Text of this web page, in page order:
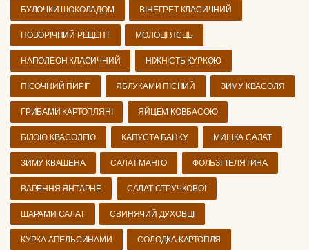
БУЛОЧКИ ШОКОЛАДОМ ВІНЕГРЕТ КЛАСИЧНИЙ
НОВОРІЧНИЙ РЕЦЕПТ МОЛОЦІ ЯЄЦЬ
НАПОЛЕОН КЛАСИЧНИЙ НІЖНІСТЬ КУРКОЮ
ПІСОЧНИЙ ПИРІГ ЯБЛУКАМИ ПІСНИЙ ЗИМУ КВАСОЛЯ
ГРИБАМИ КАРТОПЛЯНІ ЯЙЦЕМ КОВБАСОЮ
БІЛОЮ КВАСОЛЕЮ КАПУСТА БАНКУ МИШКА САЛАТ
ЗИМУ КВАШЕНА САЛАТ МАНГО ФОЛЬЗІ ТЕЛЯТИНА
ВАРЕННЯ ЯНТАРНЕ САЛАТ СТРУЧКОВОЇ
ШАРАМИ САЛАТ СВИНЯЧИЙ ДУХОВЦІ
КУРКА АПЕЛЬСИНАМИ СОЛОДКА КАРТОПЛЯ